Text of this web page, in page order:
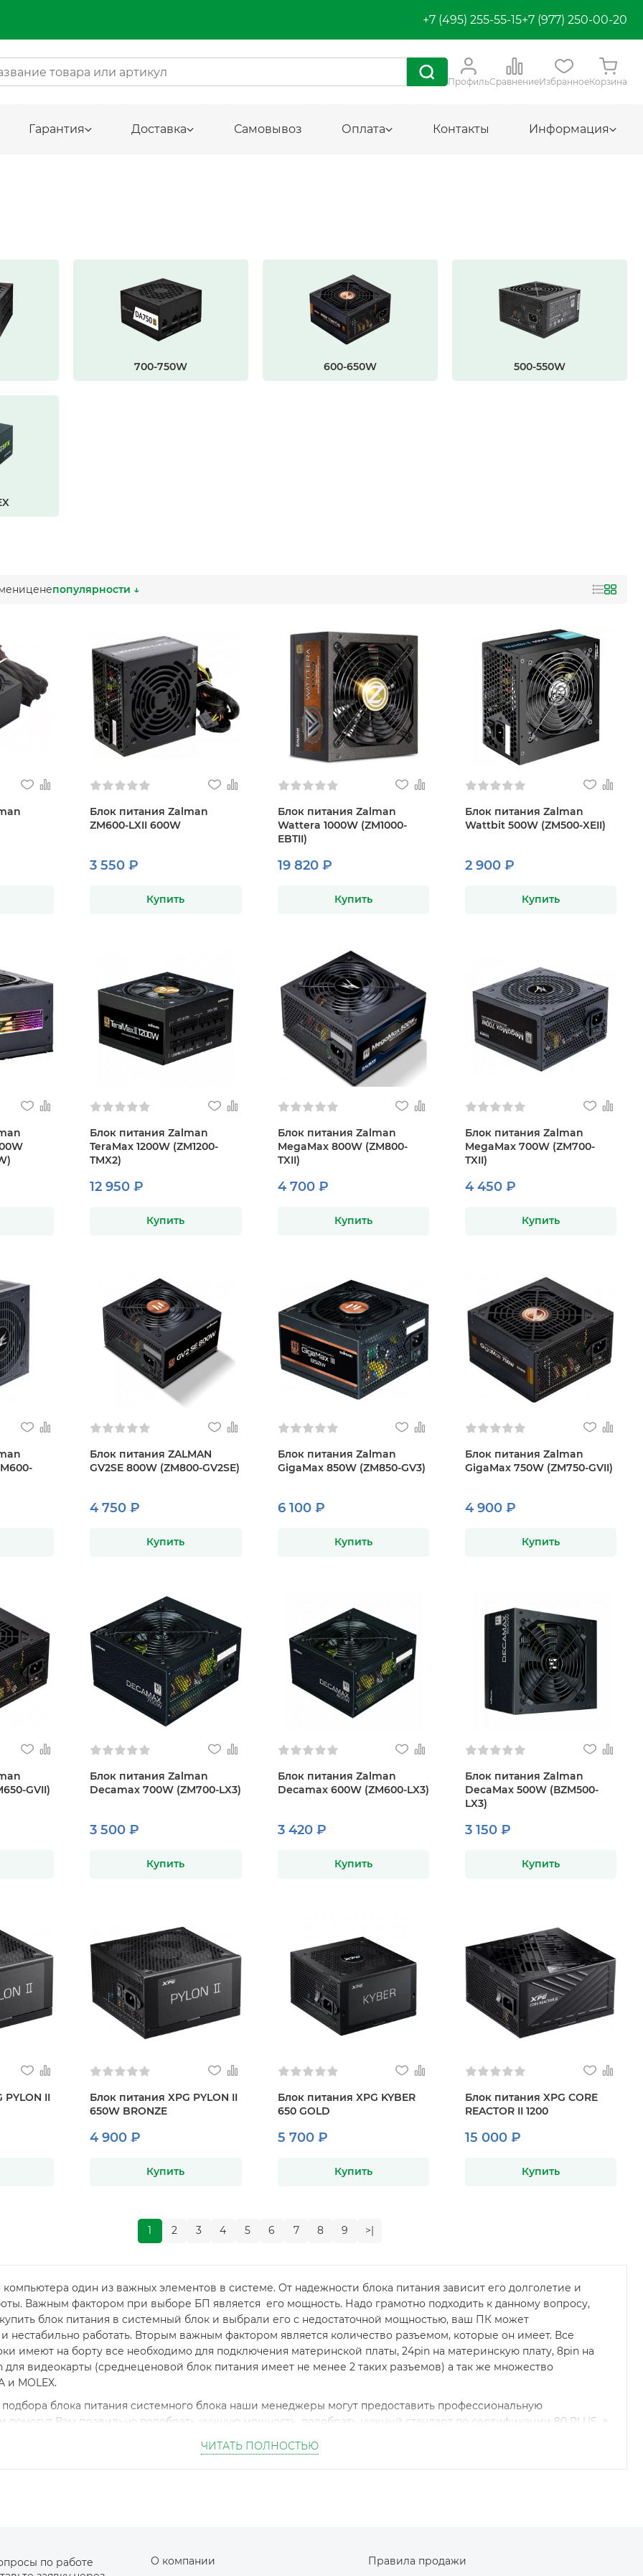
+7 (495) 255-55-15+7 (977) 250-00-20
ПрофильСравнениеИзбранноеКорзина
Гарантия Доставка Самовывоз Оплата Контакты Информация
700-750W 600-650W 500-550W
ценепопулярности ↓
Блок питания Zalman
ZM600-LXII 600W
3 550 ₽
Купить
Блок питания Zalman
Wattera 1000W (ZM1000-
EBTII)
19 820 ₽
Купить
Блок питания Zalman
Wattbit 500W (ZM500-XEII)
2 900 ₽
Купить
Блок питания Zalman
TeraMax 1200W (ZM1200-
TMX2)
12 950 ₽
Купить
Блок питания Zalman
MegaMax 800W (ZM800-
TXII)
4 700 ₽
Купить
Блок питания Zalman
MegaMax 700W (ZM700-
TXII)
4 450 ₽
Купить
Блок питания ZALMAN
GV2SE 800W (ZM800-GV2SE)
4 750 ₽
Купить
Блок питания Zalman
GigaMax 850W (ZM850-GV3)
6 100 ₽
Купить
Блок питания Zalman
GigaMax 750W (ZM750-GVII)
4 900 ₽
Купить
GVII)
Блок питания Zalman
Decamax 700W (ZM700-LX3)
3 500 ₽
Купить
Блок питания Zalman
Decamax 600W (ZM600-LX3)
3 420 ₽
Купить
Блок питания Zalman
DecaMax 500W (ВZM500-
LX3)
3 150 ₽
Купить
PYLON II
Блок питания XPG PYLON II
650W BRONZE
4 900 ₽
Купить
Блок питания XPG KYBER
650 GOLD
5 700 ₽
Купить
Блок питания XPG CORE
REACTOR II 1200
15 000 ₽
Купить
1 2 3 4 5 6 7 8 9 >|
компьютера один из важных элементов в системе. От надежности блока питания зависит его долголетие и
Важным фактором при выборе БП является его мощность. Надо грамотно подходить к данному вопросу,
блок питания в системный блок и выбрали его с недостаточной мощностью, ваш ПК может
и нестабильно работать. Вторым важным фактором является количество разъемом, которые он имеет. Все
имеют на борту все необходимо для подключения материнской платы, 24pin на материнскую плату, 8pin на
для видеокарты (среднеценовой блок питания имеет не менее 2 таких разъемов) а так же множество
и MOLEX.
блока питания системного блока наши менеджеры могут предоставить профессиональную
помогут Вам правильно подобрать нужную мощность, подобрать нужный стандарт по сертификации 80 PLUS, а
товар без консультации специалиста, весь каталог представленный на нашем сайте железа.нет уже доступен
ЧИТАТЬ ПОЛНОСТЬЮ
по работе
О компании
Правила продажи